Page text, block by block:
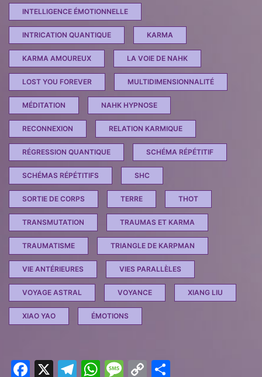
INTELLIGENCE ÉMOTIONNELLE
INTRICATION QUANTIQUE KARMA
KARMA AMOUREUX LA VOIE DE NAHK
LOST YOU FOREVER MULTIDIMENSIONNALITÉ
MÉDITATION NAHK HYPNOSE
RECONNEXION RELATION KARMIQUE
RÉGRESSION QUANTIQUE SCHÉMA RÉPÉTITIF
SCHÉMAS RÉPÉTITIFS SHC
SORTIE DE CORPS TERRE THOT
TRANSMUTATION TRAUMAS ET KARMA
TRAUMATISME TRIANGLE DE KARPMAN
VIE ANTÉRIEURES VIES PARALLÈLES
VOYAGE ASTRAL VOYANCE XIANG LIU
XIAO YAO ÉMOTIONS
F
X
T
W M C